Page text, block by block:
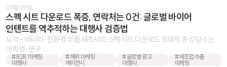
08월 09일
스펙 시트 다운로드 폭증, 연락처는 0건: 글로벌 바이어
인텐트를 역추적하는 대행사 검증법
요약 - 배터리·친환경 부품 제조사의 스펙 시트 다운로드 트래픽 중 상당수는
대학생·연구 ...
#B2B 마케팅
대행사
#해외 마케팅
에이전시
#글로벌 광고
대행사
#제조업 수출
마케팅